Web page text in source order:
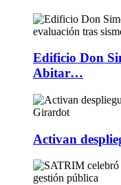
Edificio Don
Abitar…
Activan